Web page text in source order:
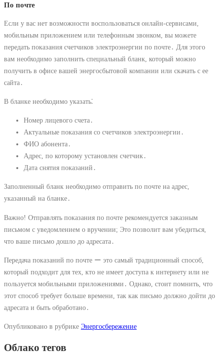
По почте
Если у вас нет возможности воспользоваться онлайн-сервисами,
мобильным приложением или телефонным звонком, вы можете
передать показания счетчиков электроэнергии по почте․ Для этого
вам необходимо заполнить специальный бланк, который можно
получить в офисе вашей энергосбытовой компании или скачать с ее
сайта․
В бланке необходимо указать⁚
Номер лицевого счета․
Актуальные показания со счетчиков электроэнергии․
ФИО абонента․
Адрес, по которому установлен счетчик․
Дата снятия показаний․
Заполненный бланк необходимо отправить по почте на адрес,
указанный на бланке․
Важно! Отправлять показания по почте рекомендуется заказным
письмом с уведомлением о вручении; Это позволит вам убедиться,
что ваше письмо дошло до адресата․
Передача показаний по почте ー это самый традиционный способ,
который подходит для тех, кто не имеет доступа к интернету или не
пользуется мобильными приложениями․ Однако, стоит помнить, что
этот способ требует больше времени, так как письмо должно дойти до
адресата и быть обработано․
Опубликовано в рубрике Энергосбережение
Облако тегов